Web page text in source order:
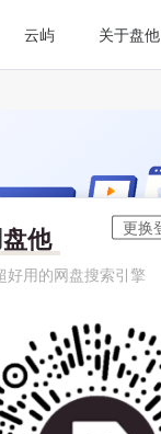
云屿 关于盘他
盘他
好用的网盘搜索引擎